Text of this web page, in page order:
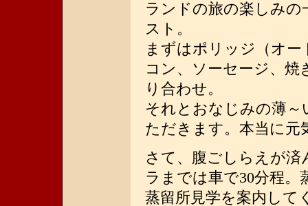
ランドの旅の楽しみ
スト。
まずはポリッジ（オ
コン、ソーセージ、
り合わせ。
それとおなじみの薄
ただきます。本当に元
さて、腹ごしらえが
ラまでは車で30分程
蒸留所見学を案内して